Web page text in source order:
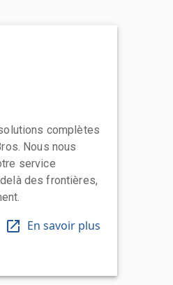
complètes
Nous nous
service
des frontières,
En savoir plus